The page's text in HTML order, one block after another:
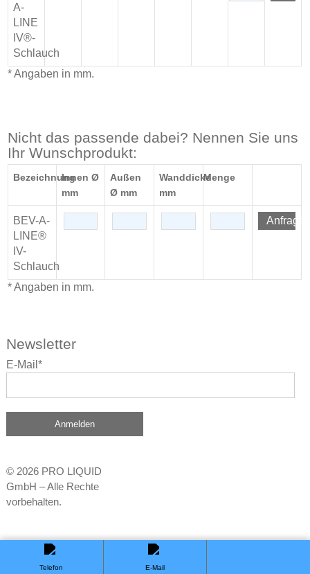
A-
LINE
IV®-
Schlauch
* Angaben in mm.
Nicht das passende dabei? Nennen Sie uns
Ihr Wunschprodukt:
BezeichnungInnen Ø
mm
Außen
Ø mm
Wanddicke
mm
Menge
BEV-A-
LINE®
IV-
Schlauch
* Angaben in mm.
Newsletter
E-Mail*
Anmelden
© 2026 PRO LIQUID
GmbH – Alle Rechte
vorbehalten.
+49 (0) 7551 8345 600 sales@proliquid.com
Impressum
Online Marketing Agentur brain at work